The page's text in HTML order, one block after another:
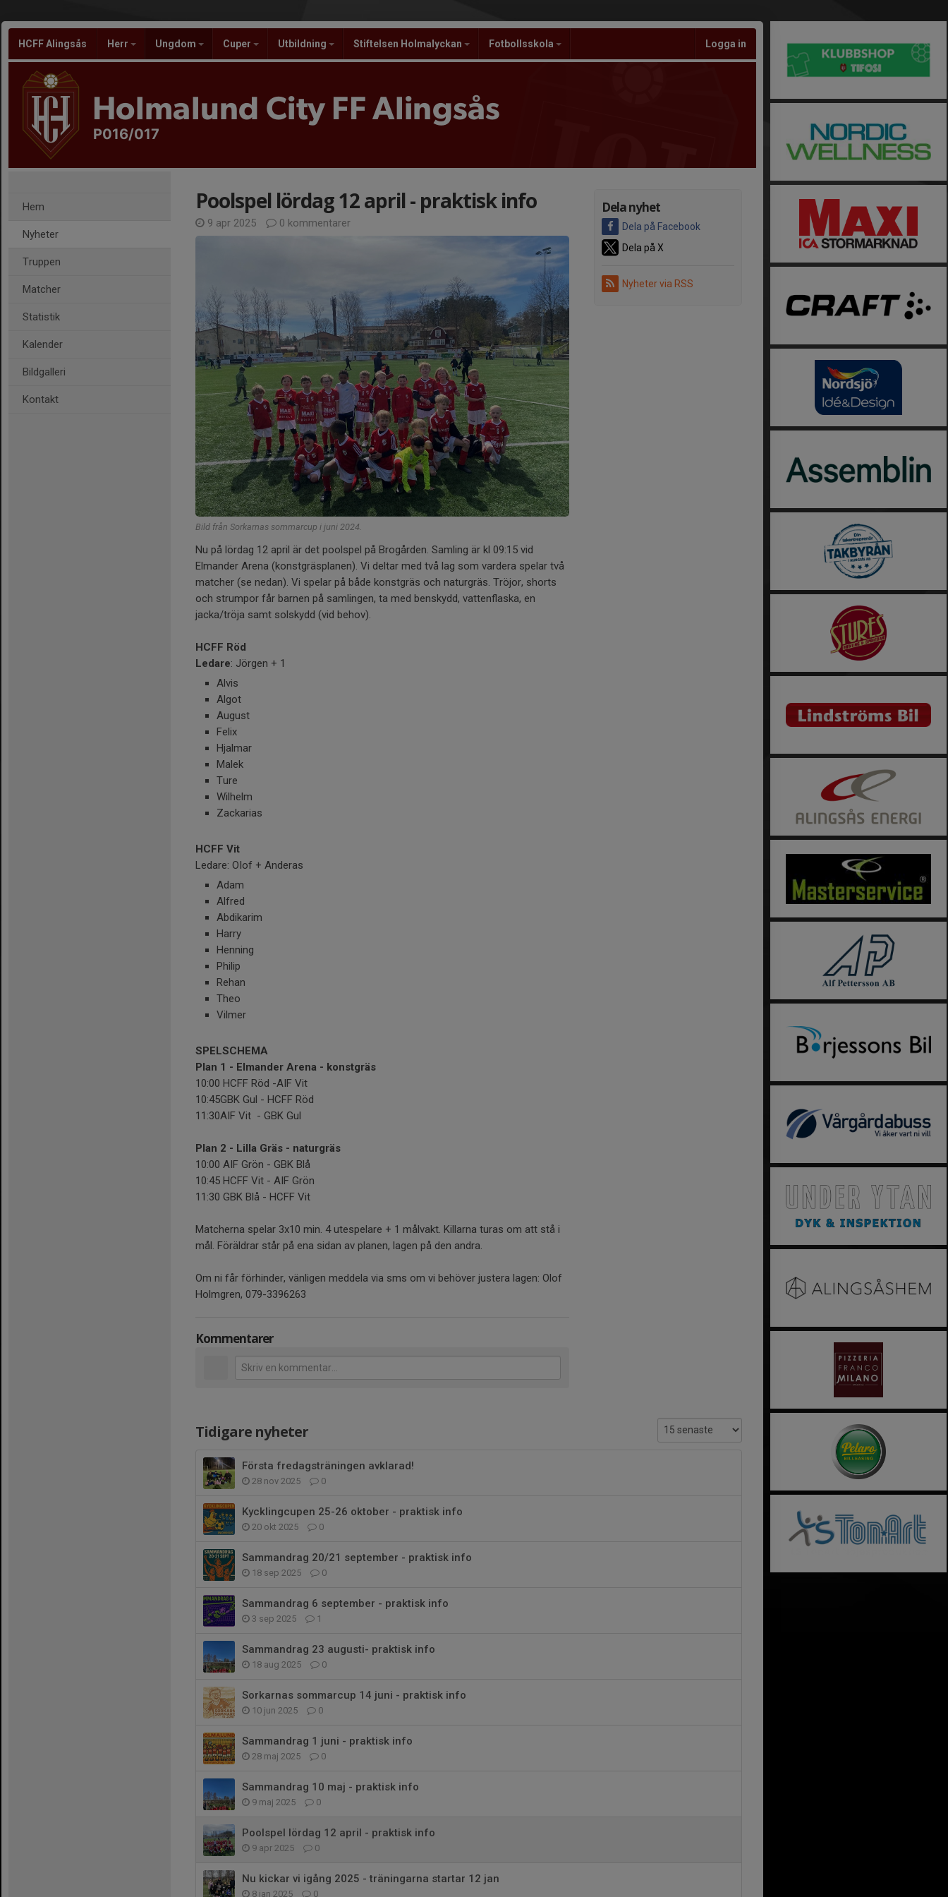
HCFF Alingsås Herr Ungdom Cuper Utbildning Stiftelsen Holmalyckan Fotbollsskola Logga in
Holmalund City FF Alingsås
P016/017
Hem
Nyheter
Truppen
Matcher
Statistik
Kalender
Bildgalleri
Kontakt
Dela nyhet
Dela på Facebook
Dela på X
Nyheter via RSS
Poolspel lördag 12 april - praktisk info
9 apr 2025 0 kommentarer
Bild från Sorkarnas sommarcup i juni 2024.
Nu på lördag 12 april är det poolspel på Brogården. Samling är kl 09:15 vid
Elmander Arena (konstgräsplanen). Vi deltar med två lag som vardera spelar två
matcher (se nedan). Vi spelar på både konstgräs och naturgräs. Tröjor, shorts
och strumpor får barnen på samlingen, ta med benskydd, vattenflaska, en
jacka/tröja samt solskydd (vid behov).
HCFF Röd
Ledare: Jörgen + 1
Alvis
Algot
August
Felix
Hjalmar
Malek
Ture
Wilhelm
Zackarias
HCFF Vit
Ledare: OIof + Anderas
Adam
Alfred
Abdikarim
Harry
Henning
Philip
Rehan
Theo
Vilmer
SPELSCHEMA
Plan 1 - Elmander Arena - konstgräs
10:00 HCFF Röd -AIF Vit
10:45GBK Gul - HCFF Röd
11:30AIF Vit - GBK Gul
Plan 2 - Lilla Gräs - naturgräs
10:00 AIF Grön - GBK Blå
10:45 HCFF Vit - AIF Grön
11:30 GBK Blå - HCFF Vit
Matcherna spelar 3x10 min. 4 utespelare + 1 målvakt. Killarna turas om att stå i
mål. Föräldrar står på ena sidan av planen, lagen på den andra.
Om ni får förhinder, vänligen meddela via sms om vi behöver justera lagen: Olof
Holmgren, 079-3396263
Kommentarer
Tidigare nyheter
Första fredagsträningen avklarad!
28 nov 2025 0
Kycklingcupen 25-26 oktober - praktisk info
20 okt 2025 0
Sammandrag 20/21 september - praktisk info
18 sep 2025 0
Sammandrag 6 september - praktisk info
3 sep 2025 1
Sammandrag 23 augusti- praktisk info
18 aug 2025 0
Sorkarnas sommarcup 14 juni - praktisk info
10 jun 2025 0
Sammandrag 1 juni - praktisk info
28 maj 2025 0
Sammandrag 10 maj - praktisk info
9 maj 2025 0
Poolspel lördag 12 april - praktisk info
9 apr 2025 0
Nu kickar vi igång 2025 - träningarna startar 12 jan
8 jan 2025 0